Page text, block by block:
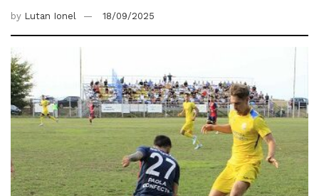
by Lutan Ionel 18/09/2025